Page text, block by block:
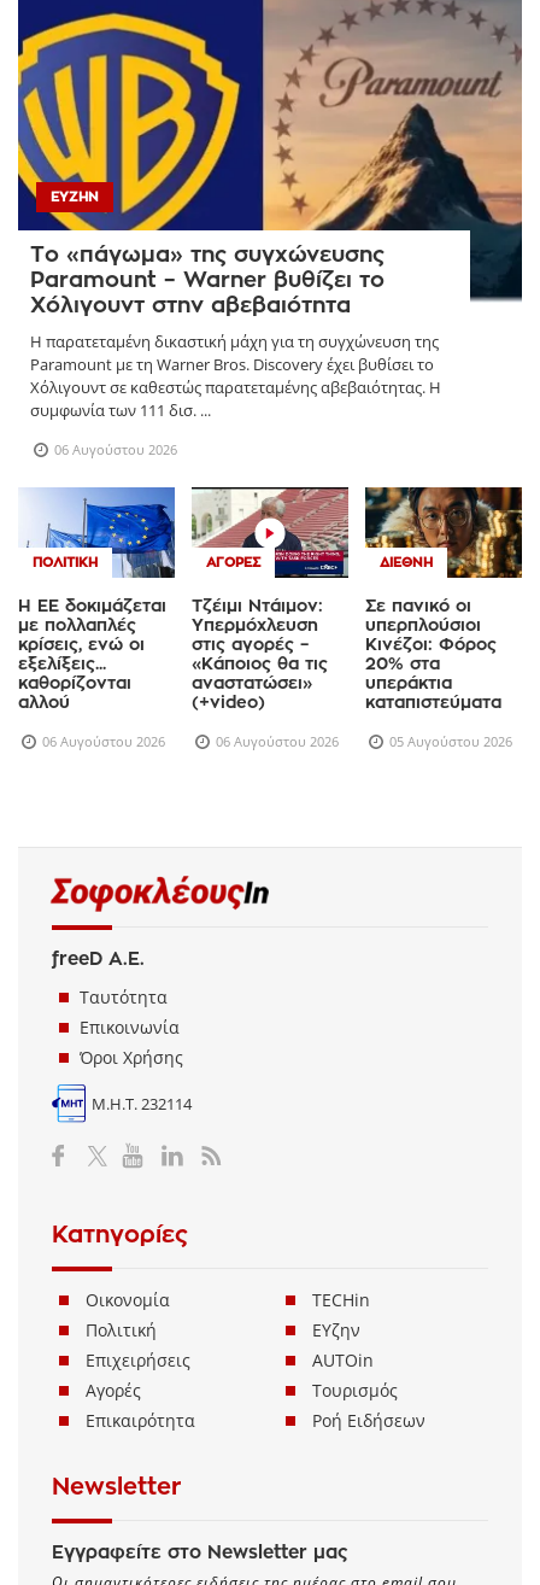
ΕΥΖΗΝ
Το «πάγωμα» της συγχώνευσης
Paramount – Warner βυθίζει το
Χόλιγουντ στην αβεβαιότητα
Η παρατεταμένη δικαστική μάχη για τη συγχώνευση της
Paramount με τη Warner Bros. Discovery έχει βυθίσει το
Χόλιγουντ σε καθεστώς παρατεταμένης αβεβαιότητας. Η
συμφωνία των 111 δισ. ...
06 Αυγούστου 2026
ΠΟΛΙΤΙΚΉ
Η ΕΕ δοκιμάζεται
με πολλαπλές
κρίσεις, ενώ οι
εξελίξεις...
καθορίζονται
αλλού
06 Αυγούστου 2026
ΑΓΟΡΈΣ
Τζέιμι Ντάιμον:
Υπερμόχλευση
στις αγορές –
«Κάποιος θα τις
αναστατώσει»
(+video)
06 Αυγούστου 2026
ΔΙΕΘΝΉ
Σε πανικό οι
υπερπλούσιοι
Κινέζοι: Φόρος
20% στα
υπεράκτια
καταπιστεύματα
05 Αυγούστου 2026
freeD Α.Ε.
Ταυτότητα
Επικοινωνία
Όροι Χρήσης
Μ.Η.Τ. 232114
Κατηγορίες
Οικονομία
Πολιτική
Επιχειρήσεις
Αγορές
Επικαιρότητα
TECHin
ΕΥζην
AUTOin
Τουρισμός
Ροή Ειδήσεων
Newsletter
Εγγραφείτε στο Newsletter μας